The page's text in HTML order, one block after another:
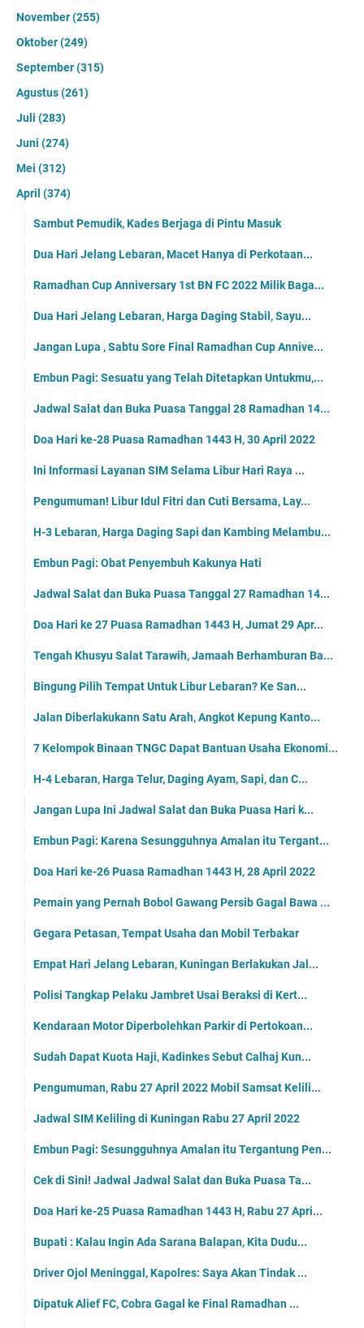
November(255)
Oktober(249)
September(315)
Agustus(261)
Juli (283)
Juni (274)
Mei (312)
April (374)
Sambut Pemudik, Kades Berjaga di Pintu Masuk
Dua Hari Jelang Lebaran, Macet Hanya di Perkotaan...
Ramadhan Cup Anniversary 1st BN FC 2022 Milik Baga...
Dua Hari Jelang Lebaran, Harga Daging Stabil, Sayu...
Jangan Lupa , Sabtu Sore Final Ramadhan Cup Annive...
Embun Pagi: Sesuatu yang Telah Ditetapkan Untukmu,...
Jadwal Salat dan Buka Puasa Tanggal 28 Ramadhan 14...
Doa Hari ke-28 Puasa Ramadhan 1443 H, 30 April 2022
Ini Informasi Layanan SIM Selama Libur Hari Raya ...
Pengumuman! Libur Idul Fitri dan Cuti Bersama, Lay...
H-3 Lebaran, Harga Daging Sapi dan Kambing Melambu...
Embun Pagi: Obat Penyembuh Kakunya Hati
Jadwal Salat dan Buka Puasa Tanggal 27 Ramadhan 14...
Doa Hari ke 27 Puasa Ramadhan 1443 H, Jumat 29 Apr...
Tengah Khusyu Salat Tarawih, Jamaah Berhamburan Ba...
Bingung Pilih Tempat Untuk Libur Lebaran? Ke San...
Jalan Diberlakukann Satu Arah, Angkot Kepung Kanto...
7 Kelompok Binaan TNGC Dapat Bantuan Usaha Ekonomi...
H-4 Lebaran, Harga Telur, Daging Ayam, Sapi, dan C...
Jangan Lupa Ini Jadwal Salat dan Buka Puasa Hari k...
Embun Pagi: Karena Sesungguhnya Amalan itu Tergant...
Doa Hari ke-26 Puasa Ramadhan 1443 H, 28 April 2022
Pemain yang Pernah Bobol Gawang Persib Gagal Bawa ...
Gegara Petasan, Tempat Usaha dan Mobil Terbakar
Empat Hari Jelang Lebaran, Kuningan Berlakukan Jal...
Polisi Tangkap Pelaku Jambret Usai Beraksi di Kert...
Kendaraan Motor Diperbolehkan Parkir di Pertokoan...
Sudah Dapat Kuota Haji, Kadinkes Sebut Calhaj Kun...
Pengumuman, Rabu 27 April 2022 Mobil Samsat Kelili...
Jadwal SIM Keliling di Kuningan Rabu 27 April 2022
Embun Pagi: Sesungguhnya Amalan itu Tergantung Pen...
Cek di Sini! Jadwal Jadwal Salat dan Buka Puasa Ta...
Doa Hari ke-25 Puasa Ramadhan 1443 H, Rabu 27 Apri...
Bupati : Kalau Ingin Ada Sarana Balapan, Kita Dudu...
Driver Ojol Meninggal, Kapolres: Saya Akan Tindak ...
Dipatuk Alief FC, Cobra Gagal ke Final Ramadhan ...